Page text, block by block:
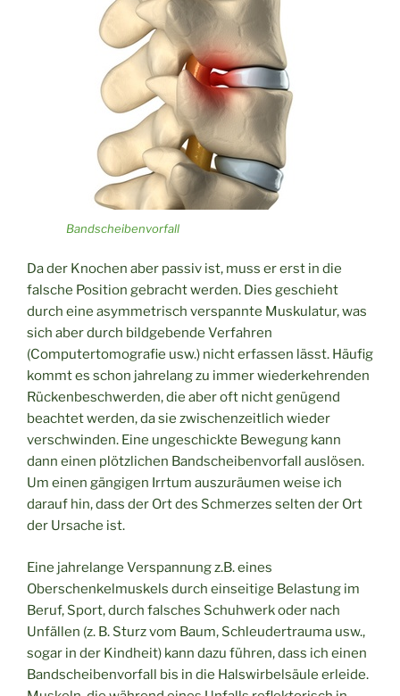
Bandscheibenvorfall
Da der Knochen aber passiv ist, muss er erst in die
falsche Position gebracht werden. Dies geschieht
durch eine asymmetrisch verspannte Muskulatur, was
sich aber durch bildgebende Verfahren
(Computertomografie usw.) nicht erfassen lässt. Häufig
kommt es schon jahrelang zu immer wiederkehrenden
Rückenbeschwerden, die aber oft nicht genügend
beachtet werden, da sie zwischenzeitlich wieder
verschwinden. Eine ungeschickte Bewegung kann
dann einen plötzlichen Bandscheibenvorfall auslösen.
Um einen gängigen Irrtum auszuräumen weise ich
darauf hin, dass der Ort des Schmerzes selten der Ort
der Ursache ist.
Eine jahrelange Verspannung z.B. eines
Oberschenkelmuskels durch einseitige Belastung im
Beruf, Sport, durch falsches Schuhwerk oder nach
Unfällen (z. B. Sturz vom Baum, Schleudertrauma usw.,
sogar in der Kindheit) kann dazu führen, dass ich einen
Bandscheibenvorfall bis in die Halswirbelsäule erleide.